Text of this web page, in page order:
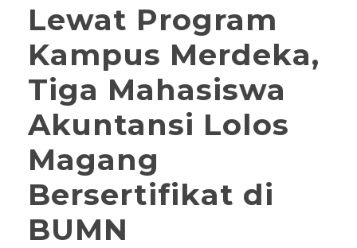
Lewat Program
Kampus Merdeka,
Tiga Mahasiswa
Akuntansi Lolos
Magang
Bersertifikat di
BUMN